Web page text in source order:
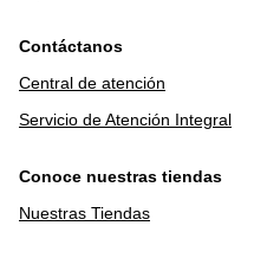
Contáctanos
Central de atención
Servicio de Atención Integral
Conoce nuestras tiendas
Nuestras Tiendas